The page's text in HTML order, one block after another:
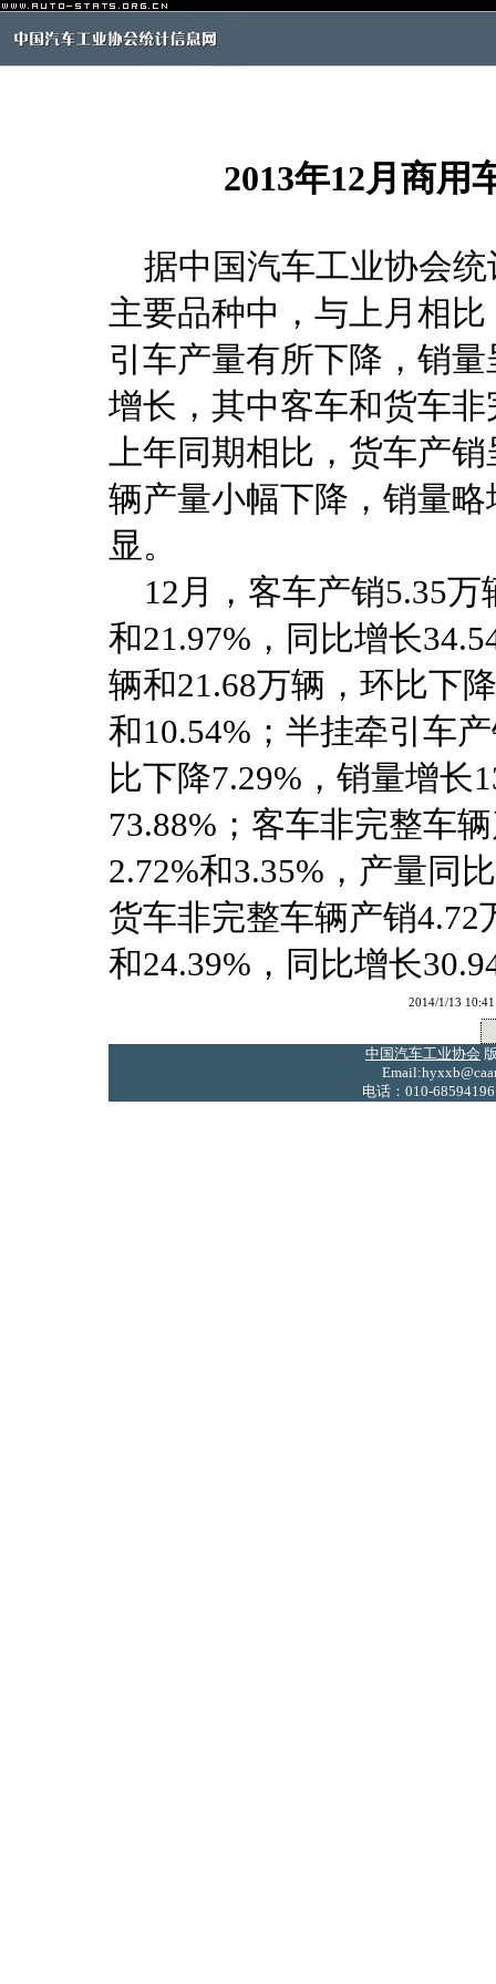
2013年12月商用
据中国汽车工业协会统
主要品种中，与上月相
引车产量有所下降，销
增长，其中客车和货车
上年同期相比，货车产
辆产量小幅下降，销量
显。
12月，客车产销5.35万
和21.97%，同比增长
辆和21.68万辆，环比下
和10.54%；半挂牵引车
比下降7.29%，销量增长
73.88%；客车非完整车
2.72%和3.35%，产量同
货车非完整车辆产销4.72
和24.39%，同比增长
2014/1/13
中国汽车工业协会
电话：010-